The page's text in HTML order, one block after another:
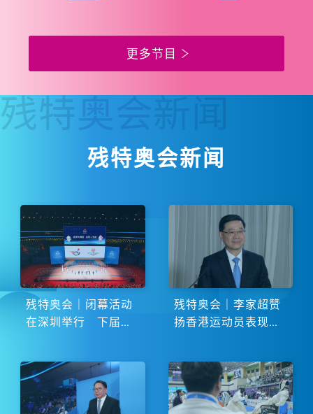
更多节目
残特奥会新闻
残特奥会
残特奥会｜闭幕活动
在深圳举行 下届由
残特奥会｜李家超赞
扬香港运动员表现卓